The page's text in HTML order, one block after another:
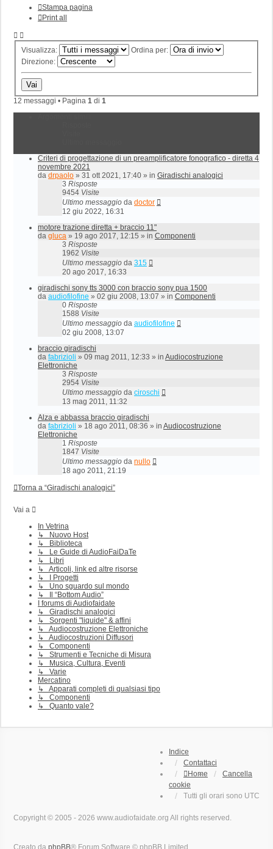
Stampa pagina
Print all
Visualizza:
Ordina per:
Direzione:
12 messaggi • Pagina 1 di 1
Criteri di progettazione di un preamplificatore fonografico - diretta 4
novembre 2021
da drpaolo » 31 ott 2021, 17:40 » in Giradischi analogici
3 Risposte
9454 Visite
Ultimo messaggio da doctor
12 giu 2022, 16:31
motore trazione diretta + braccio 11"
da gluca » 19 ago 2017, 12:15 » in Componenti
3 Risposte
1962 Visite
Ultimo messaggio da 315
20 ago 2017, 16:33
giradischi sony tts 3000 con braccio sony pua 1500
da audiofilofine » 02 giu 2008, 13:07 » in Componenti
0 Risposte
1588 Visite
Ultimo messaggio da audiofilofine
02 giu 2008, 13:07
braccio giradischi
da fabrizioli » 09 mag 2011, 12:33 » in Audiocostruzione
Elettroniche
3 Risposte
2954 Visite
Ultimo messaggio da ciroschi
13 mag 2011, 11:32
Alza e abbassa braccio giradischi
da fabrizioli » 18 ago 2011, 08:36 » in Audiocostruzione
Elettroniche
1 Risposte
1847 Visite
Ultimo messaggio da nullo
18 ago 2011, 21:19
Torna a “Giradischi analogici”
Vai a
In Vetrina
↳ Nuovo Host
↳ Biblioteca
↳ Le Guide di AudioFaiDaTe
↳ Libri
↳ Articoli, link ed altre risorse
↳ I Progetti
↳ Uno sguardo sul mondo
↳ Il “Bottom Audio”
I forums di Audiofaidate
↳ Giradischi analogici
↳ Sorgenti "liquide" & affini
↳ Audiocostruzione Elettroniche
↳ Audiocostruzioni Diffusori
↳ Componenti
↳ Strumenti e Tecniche di Misura
↳ Musica, Cultura, Eventi
↳ Varie
Mercatino
↳ Apparati completi di qualsiasi tipo
↳ Componenti
↳ Quanto vale?
Indice
Contattaci
Home
Cancella
cookie
Tutti gli orari sono UTC
Copyright © 2005 - 2026 www.audiofaidate.org All rights reserved.
Creato da phpBB® Forum Software © phpBB Limited